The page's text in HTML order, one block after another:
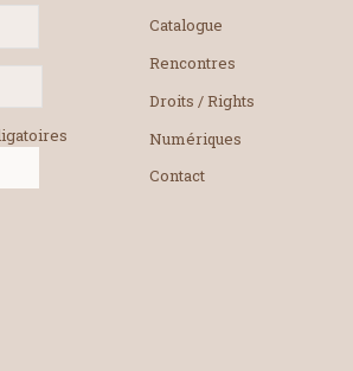
Catalogue
Rencontres
Droits / Rights
Numériques
Contact